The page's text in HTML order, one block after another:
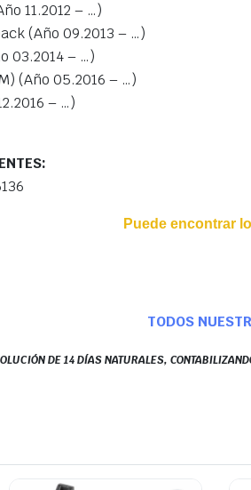
11.2012 – …)
(Año 09.2013 – …)
03.2014 – …)
(Año 05.2016 – …)
– …)
Puede encontrar
TODOS
DE 14 DÍAS NATURALES,